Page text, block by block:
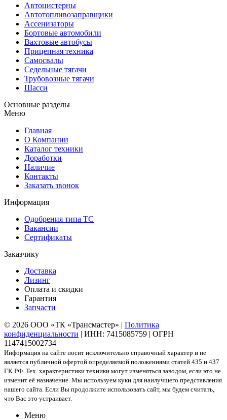
Автоцистерны
Автотопливозаправщики
Ассенизаторы
Бортовые автомобили
Вахтовые автобусы
Прицепная техника
Самосвалы
Седельные тягачи
Трубовозные тягачи
Шасси
Основные разделы
Меню
Главная
О Компании
Каталог техники
Доработки
Наличие
Контакты
Заказать звонок
Информация
Одобрения типа ТС
Вакансии
Сертификаты
Заказчику
Доставка
Лизинг
Оплата и скидки
Гарантия
Запчасти
© 2026 ООО «ТК «Трансмастер» | Политика
конфиденциальности | ИНН: 7415085759 | ОГРН
1147415002734
Информация на сайте носит исключительно справочный характер и не
является публичной офертой определяемой положениями статей 435 и 437
ГК РФ. Тех. характеристики техники могут изменяться заводом, если это не
изменит её назначение. Мы используем куки для наилучшего представления
нашего сайта. Если Вы продолжите использовать сайт, мы будем считать,
что Вас это устраивает.
Меню